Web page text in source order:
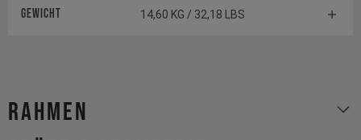
Gewicht 14,60 KG / 32,18 LBS
Rahmen